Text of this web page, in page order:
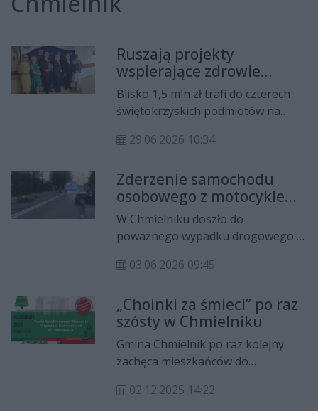
Ruszają projekty
wspierające zdrowie
pracowników ze
świętokrzyskiego
Blisko 1,5 mln zł trafi do czterech
świętokrzyskich podmiotów na
warunki pracy pracowników. Dzięki
Europejskie dla Świętokrzyskiego
2021-2027” z projektów skorzysta
425 osób zatrudnionych m.in. w
samorządach, Caritas Diecezji
Kieleckiej oraz firmie „Zychowicz”
Przetwórstwo Mięsa. Umowy o
czerwca.
29.06.2026 10:34
Zderzenie samochodu
osobowego z motocyklem
w Chmielniku. Dwie osoby
trafiły do szpitala
W Chmielniku doszło do
poważnego wypadku drogowego z
motocykla. W wyniku zdarzenia do
podróżujące jednośladem, w tym
kierowca został
przetransportowany śmigłowcem
Lotniczego Pogotowia
Ratunkowego.
03.06.2026 09:45
„Choinki za śmieci” po raz
szósty w Chmielniku
Gmina Chmielnik po raz kolejny
zachęca mieszkańców do
organizując szóstą edycję
02.12.2025 14:22